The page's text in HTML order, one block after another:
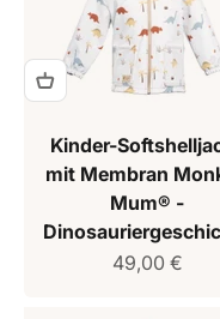
Kinder-
mit Membran
Mum® -
49,00 €